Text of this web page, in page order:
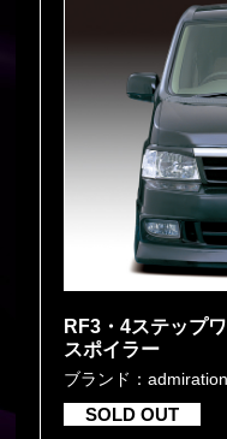
RF3・4ステップ
スポイラー
ブランド：admiration
SOLD OUT